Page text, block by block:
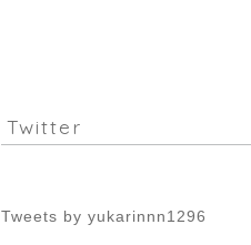
Twitter
Tweets by yukarinnn1296